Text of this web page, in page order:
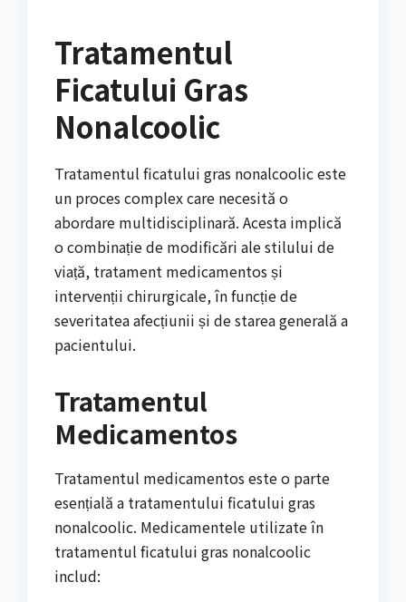
Tratamentul
Ficatului Gras
Nonalcoolic
Tratamentul ficatului gras nonalcoolic este
un proces complex care necesită o
abordare multidisciplinară. Acesta implică
o combinație de modificări ale stilului de
viață, tratament medicamentos și
intervenții chirurgicale, în funcție de
severitatea afecțiunii și de starea generală a
pacientului.
Tratamentul
Medicamentos
Tratamentul medicamentos este o parte
esențială a tratamentului ficatului gras
nonalcoolic. Medicamentele utilizate în
tratamentul ficatului gras nonalcoolic
includ: